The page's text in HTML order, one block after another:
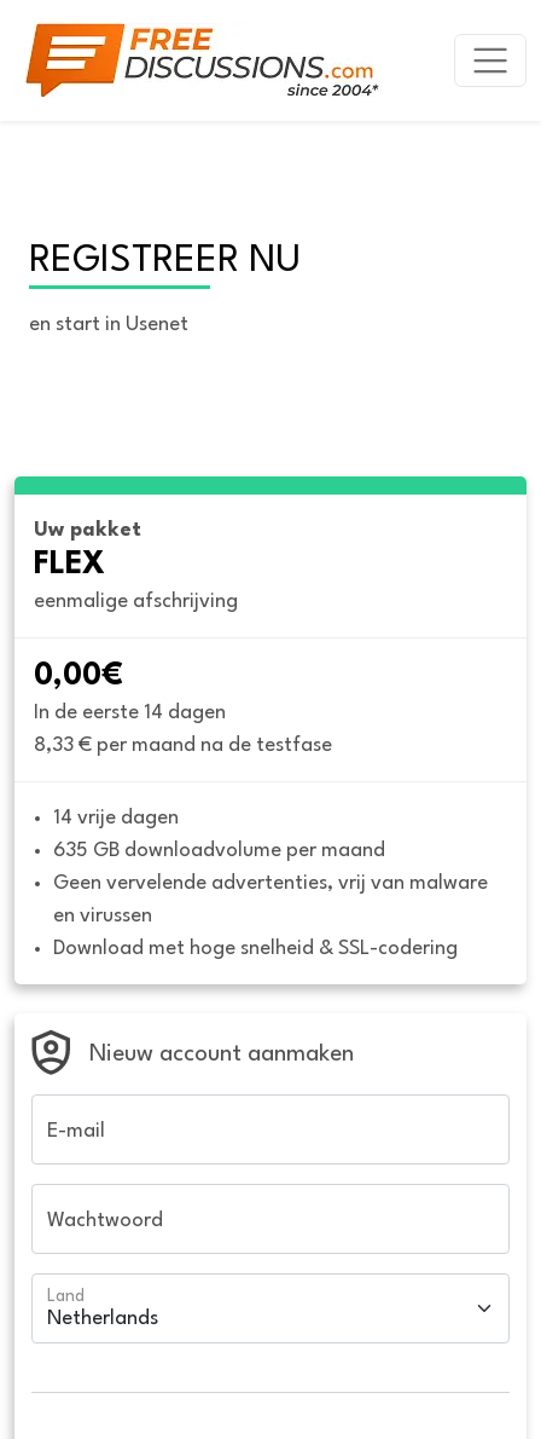
REGISTREER NU
en start in Usenet
Uw pakket
FLEX
eenmalige afschrijving
0,00€
In de eerste 14 dagen
8,33 € per maand na de testfase
14 vrije dagen
635 GB downloadvolume per maand
Geen vervelende advertenties, vrij van malware
en virussen
Download met hoge snelheid & SSL-codering
Nieuw account aanmaken
E-mail
Wachtwoord
Land